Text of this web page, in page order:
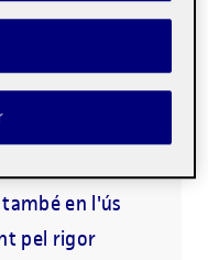
l'Estat més
rànquings
en l'ús
pel rigor